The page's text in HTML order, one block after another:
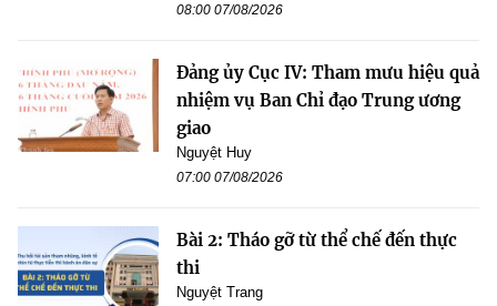
08:00 07/08/2026
Đảng ủy Cục IV: Tham mưu hiệu quả
nhiệm vụ Ban Chỉ đạo Trung ương
giao
Nguyệt Huy
07:00 07/08/2026
Bài 2: Tháo gỡ từ thể chế đến thực
thi
Nguyệt Trang